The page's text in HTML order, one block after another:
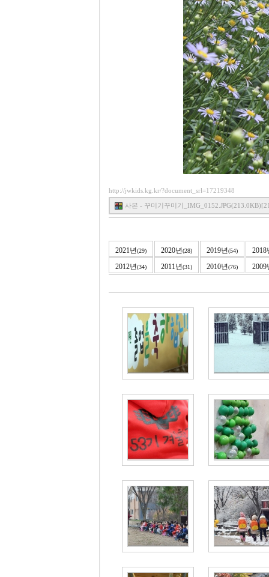
http://jwkids.kg.kr/?document_srl=17219348
사본 - 꾸미기꾸미기
2021년(29) 2020년(28) 2019년(54)
2018
2012년(34) 2011년(31) 2010년(76) 2009